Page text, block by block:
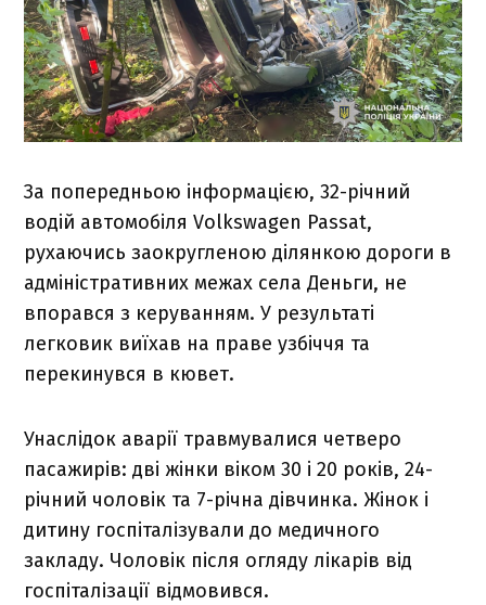
За попередньою інформацією, 32-річний
водій автомобіля Volkswagen Passat,
рухаючись заокругленою ділянкою дороги в
адміністративних межах села Деньги, не
впорався з керуванням. У результаті
легковик виїхав на праве узбіччя та
перекинувся в кювет.
Унаслідок аварії травмувалися четверо
пасажирів: дві жінки віком 30 і 20 років, 24-
річний чоловік та 7-річна дівчинка. Жінок і
дитину госпіталізували до медичного
закладу. Чоловік після огляду лікарів від
госпіталізації відмовився.